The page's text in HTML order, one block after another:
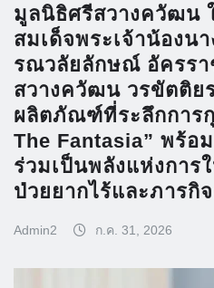
มูลนิธิศรีสวางควัฒน
สมเด็จพระเจ้าน้องน
รณวลัยลักษณ์ อัครรา
สวางควัฒน วรขัตติย
ผลิตภัณฑ์ที่ระลึกการ
The Fantasia” พร้
ร่วมเป็นพลังแห่งการ
ป่วยยากไร้และภารกิ
Admin2 ก.ค. 31, 2026